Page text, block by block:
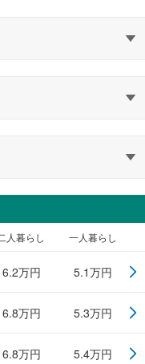
人暮らし 一人暮らし
6.2万円 5.1万円
6.8万円 5.3万円
6.8万円 5.4万円